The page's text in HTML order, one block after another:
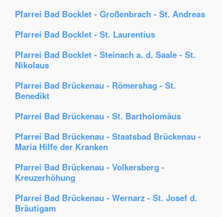
Pfarrei Bad Bocklet - Großenbrach - St. Andreas
Pfarrei Bad Bocklet - St. Laurentius
Pfarrei Bad Bocklet - Steinach a. d. Saale - St.
Nikolaus
Pfarrei Bad Brückenau - Römershag - St.
Benedikt
Pfarrei Bad Brückenau - St. Bartholomäus
Pfarrei Bad Brückenau - Staatsbad Brückenau -
Maria Hilfe der Kranken
Pfarrei Bad Brückenau - Volkersberg -
Kreuzerhöhung
Pfarrei Bad Brückenau - Wernarz - St. Josef d.
Bräutigam